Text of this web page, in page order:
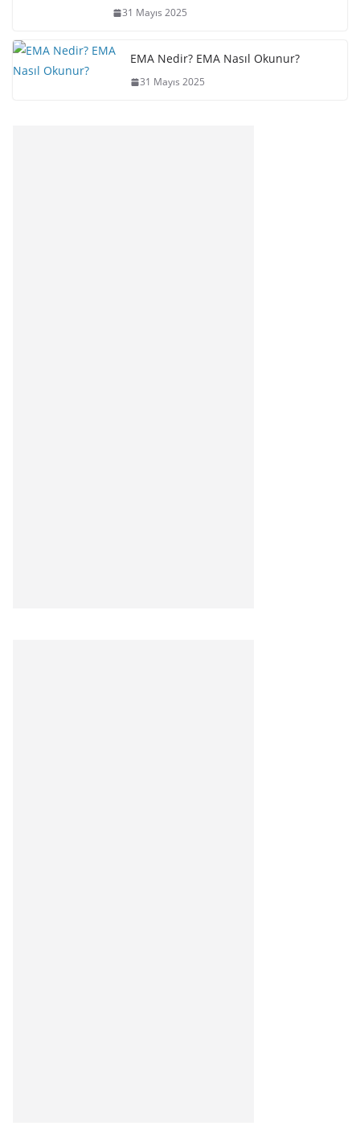
31 Mayıs 2025
EMA Nedir? EMA Nasıl Okunur?
31 Mayıs 2025